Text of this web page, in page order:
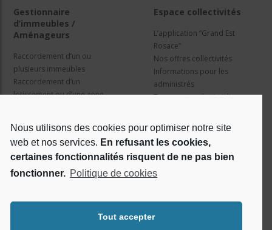
Nous utilisons des cookies pour optimiser notre site
web et nos services. En refusant les cookies,
certaines fonctionnalités risquent de ne pas bien
fonctionner. Politique de cookies
Tout accepter
Gestionnaire
d’immeubles /
Aménageurs
Raccordement d’un ou
plusieurs immeubles
Raccordement d’un
lotissement ou d’une zone
Espace collectivités
L’application “Grand Est
Rosace”
Nos offres collectivités
Informations pour les
administrés
Travaux et cadre juridique
Qui sommes nous ?
Le projet Rosace
Réseaux sociaux